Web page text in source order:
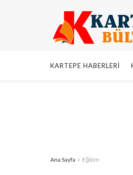
KARTEPE HABERLERI
Ana Sayfa Eğitim